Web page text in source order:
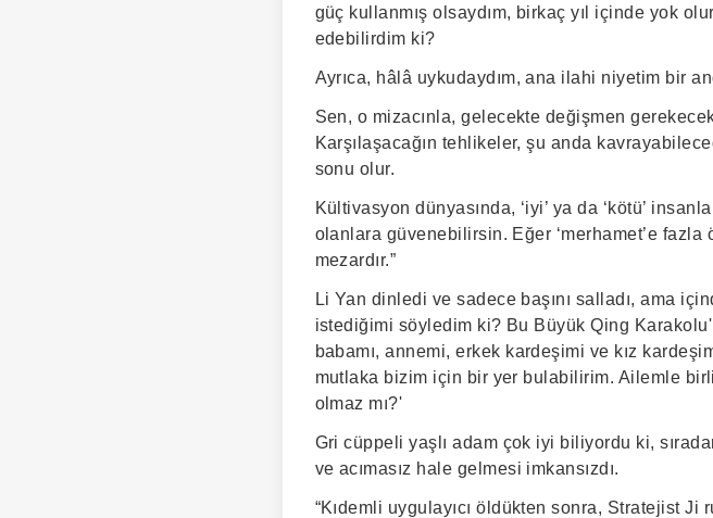
güç kullanmış olsaydım, birkaç yıl içinde yok
edebilirdim ki?
Ayrıca, hâlâ uykudaydım, ana ilahi niyetim bir
Sen, o mizacınla, gelecekte değişmen
Karşılaşacağın tehlikeler, şu anda
sonu olur.
Kültivasyon dünyasında, ‘iyi’ ya da ‘kötü’
olanlara güvenebilirsin. Eğer ‘merhamet’e
mezardır.”
Li Yan dinledi ve sadece başını salladı, ama
istediğimi söyledim ki? Bu Büyük Qing
babamı, annemi, erkek kardeşimi ve kız
mutlaka bizim için bir yer bulabilirim. Ailemle
olmaz mı?'
Gri cüppeli yaşlı adam çok iyi biliyordu ki,
ve acımasız hale gelmesi imkansızdı.
“Kıdemli uygulayıcı öldükten sonra, Stratejist